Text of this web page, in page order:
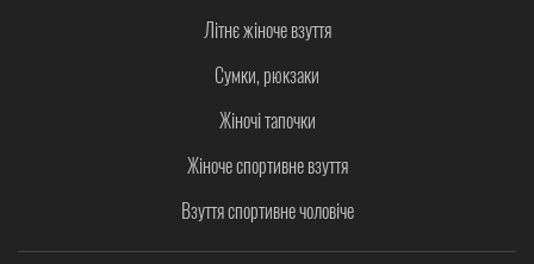
Літнє жіноче взуття
Сумки, рюкзаки
Жіночі тапочки
Жіноче спортивне взуття
Взуття спортивне чоловіче